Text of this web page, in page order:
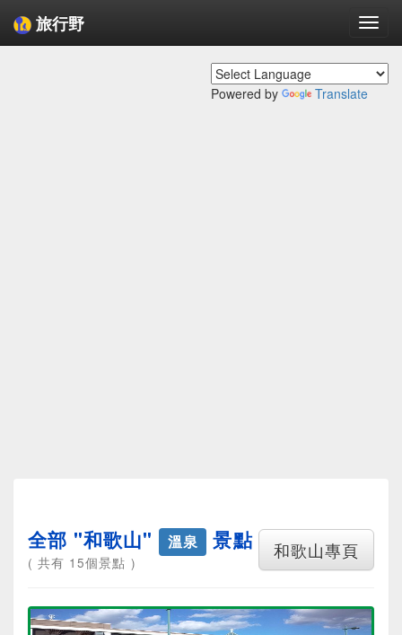
旅行野
Powered by Translate
和歌山專頁
全部 "和歌山" 溫泉 景點
( 共有 15個景點 )